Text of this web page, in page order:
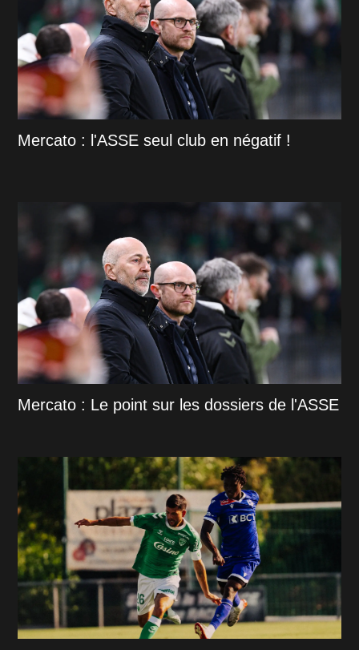
Mercato : l'ASSE seul club en négatif !
Mercato : Le point sur les dossiers de l'ASSE